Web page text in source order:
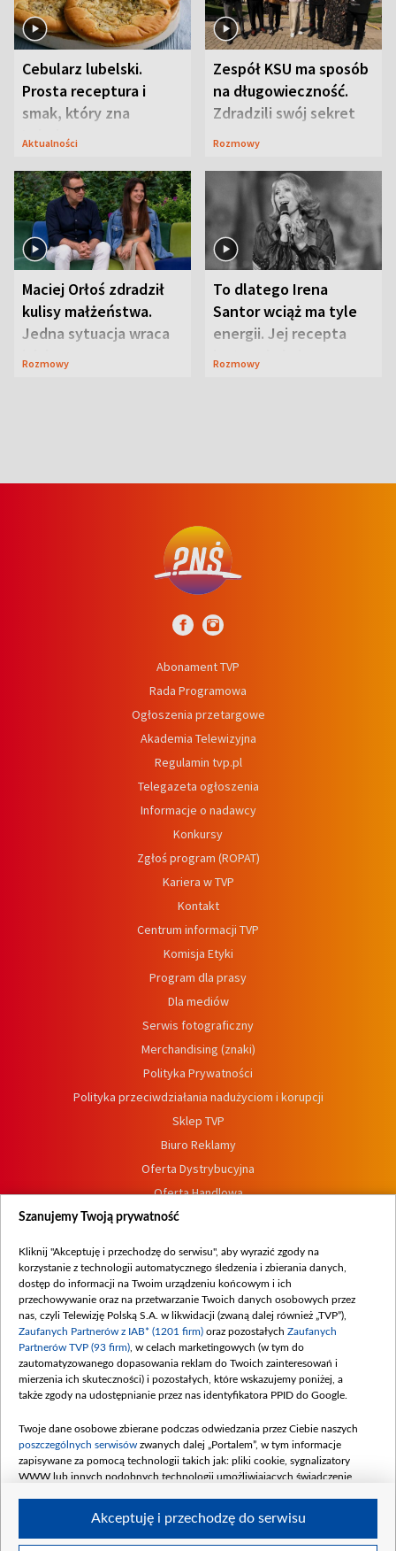
Cebularz lubelski.
Prosta receptura i
smak, który zna
Lubelszczyzna
Aktualności
Zespół KSU ma sposób
na długowieczność.
Zdradzili swój sekret
Rozmowy
Maciej Orłoś zdradził
kulisy małżeństwa.
Jedna sytuacja wraca
jak bumerang
Rozmowy
To dlatego Irena
Santor wciąż ma tyle
energii. Jej recepta
jest zaskakująco
Rozmowy
Abonament TVP
Rada Programowa
Ogłoszenia przetargowe
Akademia Telewizyjna
Regulamin tvp.pl
Telegazeta ogłoszenia
Informacje o nadawcy
Konkursy
Zgłoś program (ROPAT)
Kariera w TVP
Kontakt
Centrum informacji TVP
Komisja Etyki
Program dla prasy
Dla mediów
Serwis fotograficzny
Merchandising (znaki)
Polityka Prywatności
Polityka przeciwdziałania nadużyciom i korupcji
Sklep TVP
Biuro Reklamy
Oferta Dystrybucyjna
Oferta Handlowa
Dostępność
Procedura zgłoszeń wewnętrznych
Szanujemy Twoją prywatność
Kliknij "Akceptuję i przechodzę do serwisu", aby wyrazić zgody na
korzystanie z technologii automatycznego śledzenia i zbierania danych,
dostęp do informacji na Twoim urządzeniu końcowym i ich
przechowywanie oraz na przetwarzanie Twoich danych osobowych przez
nas, czyli Telewizję Polską S.A. w likwidacji (zwaną dalej również „TVP”),
Zaufanych Partnerów z IAB* (1201 firm) oraz pozostałych Zaufanych
Partnerów TVP (93 firm) , w celach marketingowych (w tym do
zautomatyzowanego dopasowania reklam do Twoich zainteresowań i
mierzenia ich skuteczności) i pozostałych, które wskazujemy poniżej, a
także zgody na udostępnianie przez nas identyfikatora PPID do Google.
Twoje dane osobowe zbierane podczas odwiedzania przez Ciebie naszych
poszczególnych serwisów zwanych dalej „Portalem”, w tym informacje
zapisywane za pomocą technologii takich jak: pliki cookie, sygnalizatory
WWW lub innych podobnych technologii umożliwiających świadczenie
Akceptuję i przechodzę do serwisu